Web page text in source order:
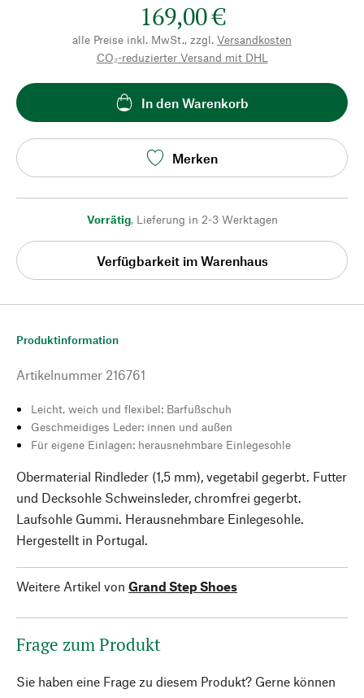
169,00 €
alle Preise inkl. MwSt., zzgl. Versandkosten
CO₂-reduzierter Versand mit DHL
In den Warenkorb
Merken
Vorrätig, Lieferung in 2-3 Werktagen
Verfügbarkeit im Warenhaus
Produktinformation
Artikelnummer 216761
Leicht, weich und flexibel: Barfußschuh
Geschmeidiges Leder: innen und außen
Für eigene Einlagen: herausnehmbare Einlegesohle
Obermaterial Rindleder (1,5 mm), vegetabil gegerbt. Futter
und Decksohle Schweinsleder, chromfrei gegerbt.
Laufsohle Gummi. Herausnehmbare Einlegesohle.
Hergestellt in Portugal.
Weitere Artikel von Grand Step Shoes
Frage zum Produkt
Sie haben eine Frage zu diesem Produkt? Gerne können